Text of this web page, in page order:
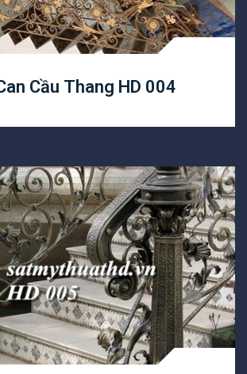
Lan Can Cầu Thang HD 004